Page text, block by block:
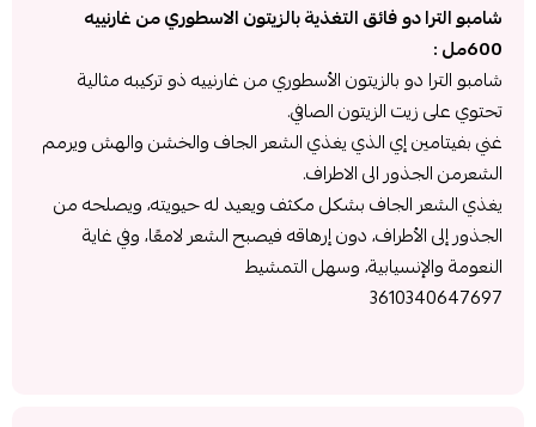
شامبو الترا دو فائق التغذية بالزيتون الاسطوري من غارنييه
600مل :
شامبو الترا دو بالزيتون الأسطوري من غارنييه ذو تركيبه مثالية
تحتوي على زيت الزيتون الصافي.
غني بفيتامين إي الذي يغذي الشعر الجاف والخشن والهش ويرمم
الشعرمن الجذور الى الاطراف.
يغذي الشعر الجاف بشكل مكثف ويعيد له حيويته، ويصلحه من
الجذور إلى الأطراف، دون إرهاقه فيصبح الشعر لامعًا، وفي غاية
النعومة والإنسيابية، وسهل التمشيط
3610340647697